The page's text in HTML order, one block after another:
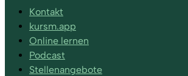
Kontakt
kursm.app
Online lernen
Podcast
Stellenangebote